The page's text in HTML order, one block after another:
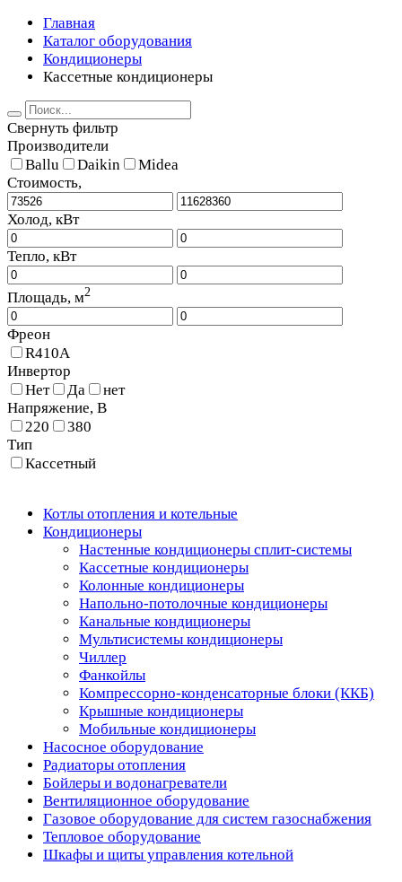
Главная
Каталог оборудования
Кондиционеры
Кассетные кондиционеры
Свернуть фильтр
Производители
Ballu
Daikin
Midea
Стоимость,
Холод, кВт
Тепло, кВт
Площадь, м2
Фреон
R410A
Инвертор
Нет
Да
нет
Напряжение, В
220
380
Тип
Кассетный
Котлы отопления и котельные
Кондиционеры
Настенные кондиционеры сплит-системы
Кассетные кондиционеры
Колонные кондиционеры
Напольно-потолочные кондиционеры
Канальные кондиционеры
Мультисистемы кондиционеры
Чиллер
Фанкойлы
Компрессорно-конденсаторные блоки (ККБ)
Крышные кондиционеры
Мобильные кондиционеры
Насосное оборудование
Радиаторы отопления
Бойлеры и водонагреватели
Вентиляционное оборудование
Газовое оборудование для систем газоснабжения
Тепловое оборудование
Шкафы и щиты управления котельной